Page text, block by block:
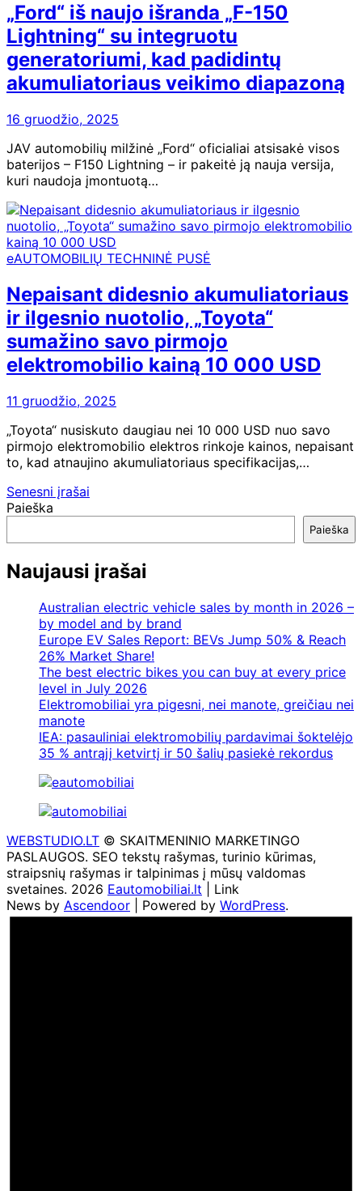
„Ford“ iš naujo išranda „F-150
Lightning“ su integruotu
generatoriumi, kad padidintų
akumuliatoriaus veikimo diapazoną
16 gruodžio, 2025
JAV automobilių milžinė „Ford“ oficialiai atsisakė visos
baterijos – F150 Lightning – ir pakeitė ją nauja versija,
kuri naudoja įmontuotą…
eAUTOMOBILIŲ TECHNINĖ PUSĖ
Nepaisant didesnio akumuliatoriaus
ir ilgesnio nuotolio, „Toyota“
sumažino savo pirmojo
elektromobilio kainą 10 000 USD
11 gruodžio, 2025
„Toyota“ nusiskuto daugiau nei 10 000 USD nuo savo
pirmojo elektromobilio elektros rinkoje kainos, nepaisant
to, kad atnaujino akumuliatoriaus specifikacijas,…
Navigacija
tarp
įrašų
Senesni įrašai
Paieška
Paieška
Naujausi įrašai
Australian electric vehicle sales by month in 2026 –
by model and by brand
Europe EV Sales Report: BEVs Jump 50% & Reach
26% Market Share!
The best electric bikes you can buy at every price
level in July 2026
Elektromobiliai yra pigesni, nei manote, greičiau nei
manote
IEA: pasauliniai elektromobilių pardavimai šoktelėjo
35 % antrąjį ketvirtį ir 50 šalių pasiekė rekordus
WEBSTUDIO.LT © SKAITMENINIO MARKETINGO
PASLAUGOS. SEO tekstų rašymas, turinio kūrimas,
straipsnių rašymas ir talpinimas į mūsų valdomas
svetaines. 2026 Eautomobiliai.lt | Link
News by Ascendoor | Powered by WordPress.